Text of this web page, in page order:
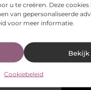
u te creëren. Deze
van gepersonaliseerde
voor meer informatie.
Bekijk
Cookiebeleid